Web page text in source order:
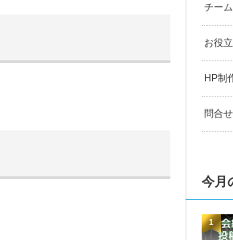
チー
お役
HP制
問合せ
今月
1